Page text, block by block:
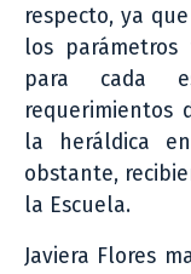
respecto, ya
los
para cada
requerimientos
la heráldica
obstante,
la Escuela.
Javiera Flores